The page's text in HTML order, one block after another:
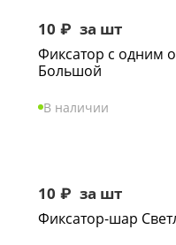
10 ₽ за шт
Фиксатор с одним
Большой
В наличии
10 ₽ за шт
Фиксатор-шар